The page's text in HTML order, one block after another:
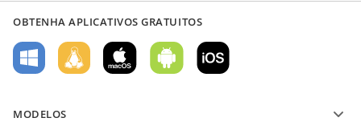
OBTENHA APLICATIVOS GRATUITOS
MODELOS